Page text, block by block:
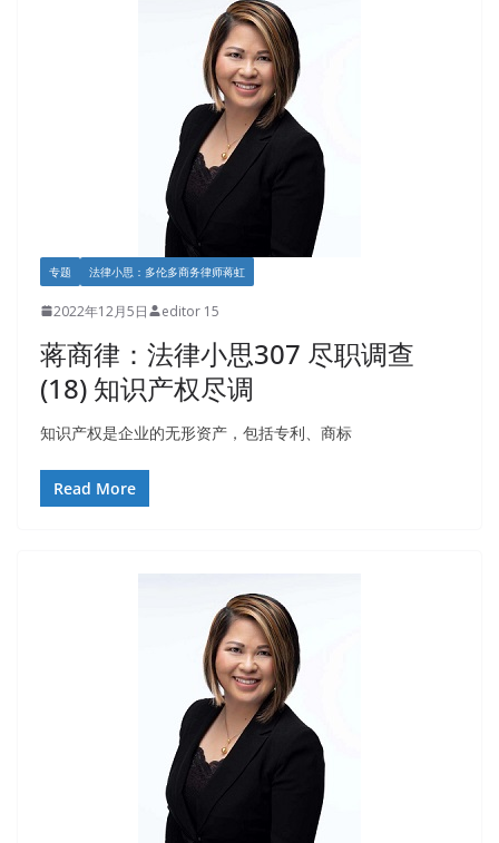
专题 法律小思：多伦多商务律师蒋虹
2022年12月5日 editor 15
蒋商律：法律小思307 尽职调查
(18) 知识产权尽调
知识产权是企业的无形资产，包括专利、商标
Read More